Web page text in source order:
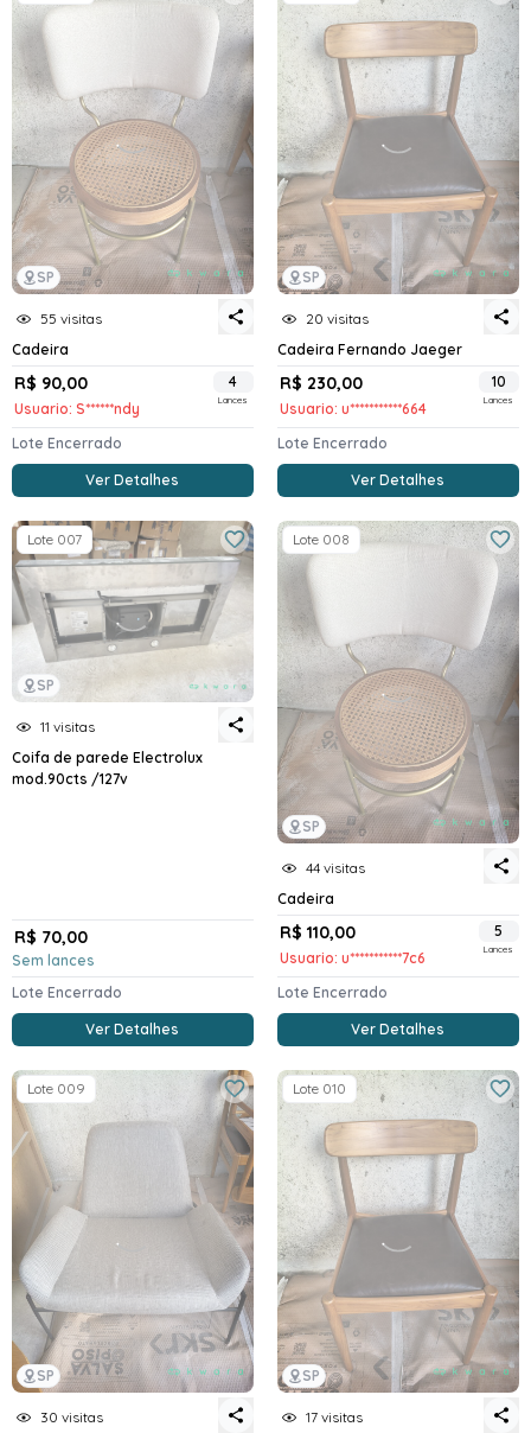
SP
55 visitas
Cadeira
R$ 90,00
Usuario: S******ndy
4
Lances
Lote Encerrado
Ver Detalhes
SP
20 visitas
Cadeira Fernando Jaeger
R$ 230,00
Usuario: u***********664
10
Lances
Lote Encerrado
Ver Detalhes
SP
Lote 007
11 visitas
Coifa de parede Electrolux
mod.90cts /127v
R$ 70,00
Sem lances
Lote Encerrado
Ver Detalhes
SP
Lote 008
44 visitas
Cadeira
R$ 110,00
Usuario: u***********7c6
5
Lances
Lote Encerrado
Ver Detalhes
SP
Lote 009
30 visitas
SP
Lote 010
17 visitas